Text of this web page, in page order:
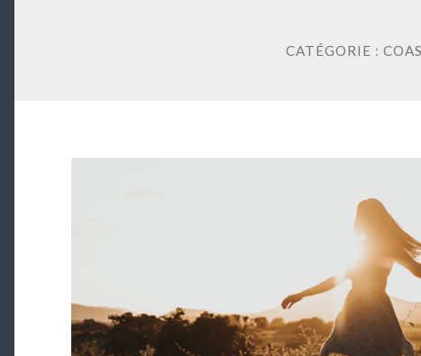
CATÉGORIE :